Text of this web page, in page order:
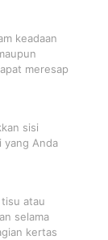
keadaan
meresap
sisi
yang Anda
atau
selama
kertas